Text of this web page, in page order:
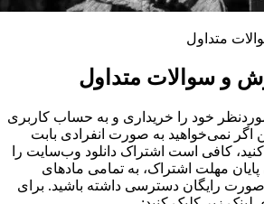
متداول
و سوالات متداول
خود را خریداری و به حساب کاربری
اگر نمی‌خواهید به صورت انفرادی بابت
کافی است اشتراک دانلود وب‌سایت را
پایان مهلت اشتراک، به تمامی مادهای
رایگان دسترسی داشته باشید. برای